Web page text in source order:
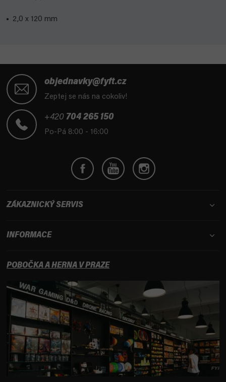
2,0 x 120 mm
objednavky@fyft.cz
Zeptej se nás na cokoliv!
+420 704 265 150
Po-Pá 8:00 - 16:00
ZÁKAZNICKÝ SERVIS
INFORMACE
POBOČKA A HERNA V PRAZE